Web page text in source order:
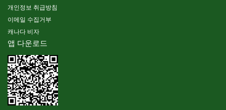
개인정보 취급방침
이메일 수집거부
캐나다 비자
앱 다운로드